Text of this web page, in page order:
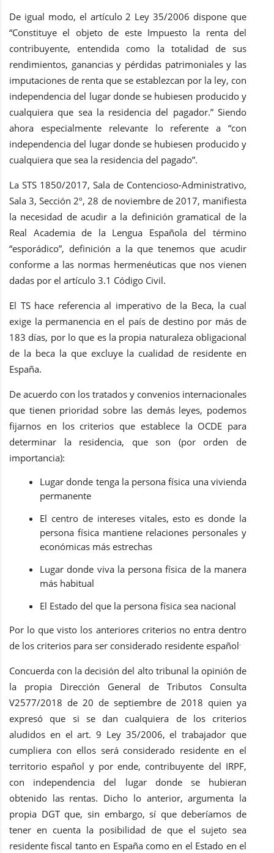
De igual modo, el artículo 2 Ley 35/2006 dispone que
“Constituye el objeto de este Impuesto la renta del
contribuyente, entendida como la totalidad de sus
rendimientos, ganancias y pérdidas patrimoniales y las
imputaciones de renta que se establezcan por la ley, con
independencia del lugar donde se hubiesen producido y
cualquiera que sea la residencia del pagador.” Siendo
ahora especialmente relevante lo referente a “con
independencia del lugar donde se hubiesen producido y
cualquiera que sea la residencia del pagado”.
La STS 1850/2017, Sala de Contencioso-Administrativo,
Sala 3, Sección 2º, 28 de noviembre de 2017, manifiesta
la necesidad de acudir a la definición gramatical de la
Real Academia de la Lengua Española del término
“esporádico”, definición a la que tenemos que acudir
conforme a las normas hermenéuticas que nos vienen
dadas por el artículo 3.1 Código Civil.
El TS hace referencia al imperativo de la Beca, la cual
exige la permanencia en el país de destino por más de
183 días, por lo que es la propia naturaleza obligacional
de la beca la que excluye la cualidad de residente en
España.
De acuerdo con los tratados y convenios internacionales
que tienen prioridad sobre las demás leyes, podemos
fijarnos en los criterios que establece la OCDE para
determinar la residencia, que son (por orden de
importancia):
Lugar donde tenga la persona física una vivienda
permanente
El centro de intereses vitales, esto es donde la
persona física mantiene relaciones personales y
económicas más estrechas
Lugar donde viva la persona física de la manera
más habitual
El Estado del que la persona física sea nacional
Por lo que visto los anteriores criterios no entra dentro
de los criterios para ser considerado residente español.
Concuerda con la decisión del alto tribunal la opinión de
la propia Dirección General de Tributos Consulta
V2577/2018 de 20 de septiembre de 2018 quien ya
expresó que si se dan cualquiera de los criterios
aludidos en el art. 9 Ley 35/2006, el trabajador que
cumpliera con ellos será considerado residente en el
territorio español y por ende, contribuyente del IRPF,
con independencia del lugar donde se hubieran
obtenido las rentas. Dicho lo anterior, argumenta la
propia DGT que, sin embargo, sí que deberíamos de
tener en cuenta la posibilidad de que el sujeto sea
residente fiscal tanto en España como en el Estado en el